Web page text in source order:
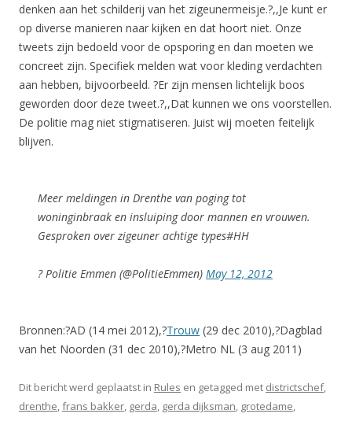
denken aan het schilderij van het zigeunermeisje.?,,Je kunt er
op diverse manieren naar kijken en dat hoort niet. Onze
tweets zijn bedoeld voor de opsporing en dan moeten we
concreet zijn. Specifiek melden wat voor kleding verdachten
aan hebben, bijvoorbeeld. ?Er zijn mensen lichtelijk boos
geworden door deze tweet.?,,Dat kunnen we ons voorstellen.
De politie mag niet stigmatiseren. Juist wij moeten feitelijk
blijven.
Meer meldingen in Drenthe van poging tot
woninginbraak en insluiping door mannen en vrouwen.
Gesproken over zigeuner achtige types#HH
? Politie Emmen (@PolitieEmmen) May 12, 2012
Bronnen:?AD (14 mei 2012),?Trouw (29 dec 2010),?Dagblad
van het Noorden (31 dec 2010),?Metro NL (3 aug 2011)
Dit bericht werd geplaatst in Rules en getagged met districtschef,
drenthe,frans bakker, gerda, gerda dijksman, grotedame,